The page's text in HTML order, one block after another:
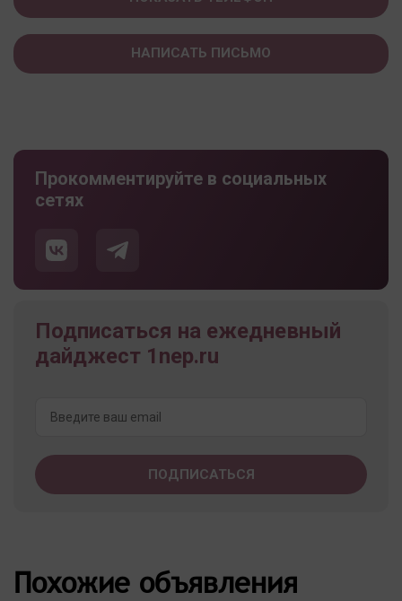
НАПИСАТЬ ПИСЬМО
Прокомментируйте в социальных
сетях
Подписаться на ежедневный
дайджест 1nep.ru
Похожие объявления